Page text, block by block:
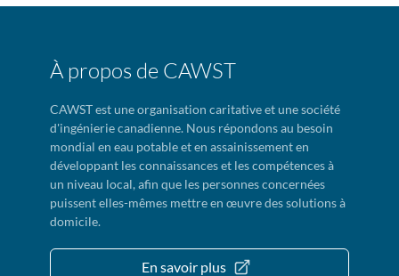
À propos de CAWST
CAWST est une organisation caritative et une société
d'ingénierie canadienne. Nous répondons au besoin
mondial en eau potable et en assainissement en
développant les connaissances et les compétences à
un niveau local, afin que les personnes concernées
puissent elles-mêmes mettre en œuvre des solutions à
domicile.
En savoir plus